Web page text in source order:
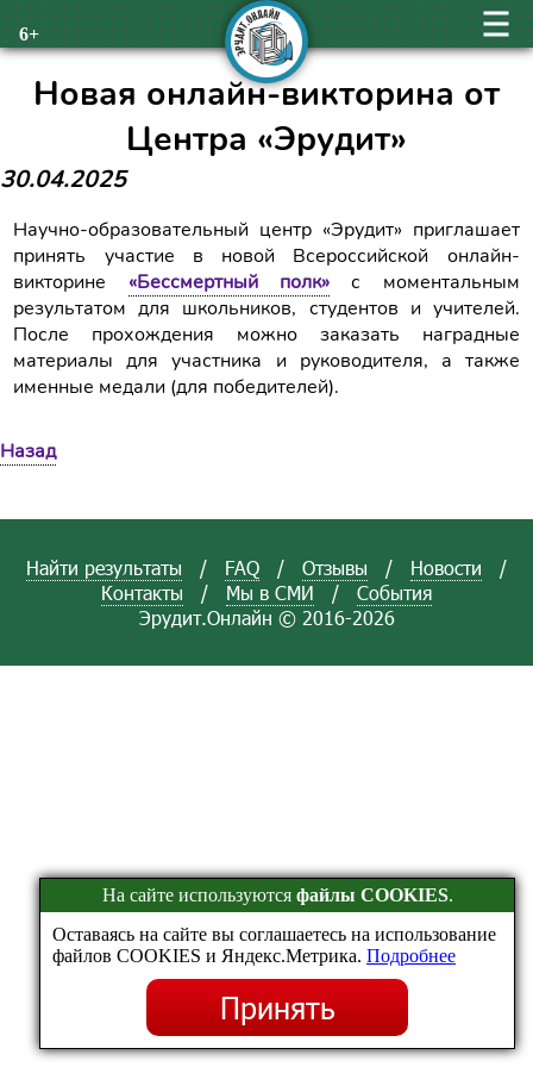
6+
Новая онлайн-викторина от
Центра «Эрудит»
30.04.2025
Научно-образовательный центр «Эрудит» приглашает
принять участие в новой Всероссийской онлайн-
викторине «Бессмертный полк» с моментальным
результатом для школьников, студентов и учителей.
После прохождения можно заказать наградные
материалы для участника и руководителя, а также
именные медали (для победителей).
Назад
Найти результаты / FAQ / Отзывы / Новости
/
Контакты
/ Мы в СМИ /
События
Эрудит.Онлайн © 2016-2026
На сайте используются файлы COOKIES.
Оставаясь на сайте вы соглашаетесь на использование
файлов COOKIES и Яндекс.Метрика. Подробнее
Принять